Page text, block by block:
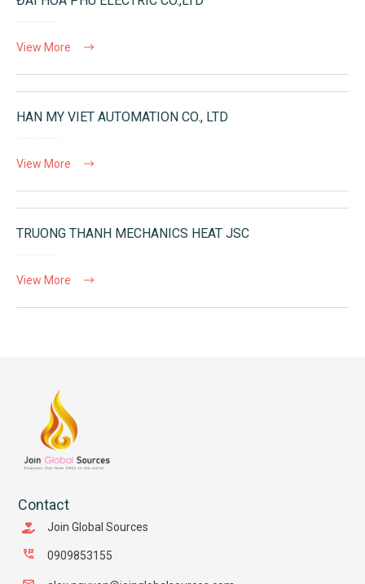
View More
HAN MY VIET AUTOMATION CO., LTD
View More
TRUONG THANH MECHANICS HEAT JSC
View More
Contact
Join Global Sources
0909853155